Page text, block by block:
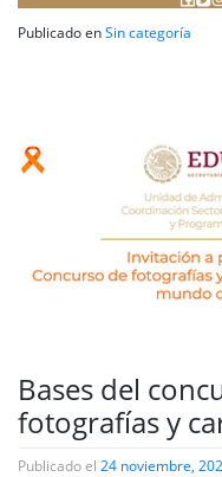
Publicado enSin categoría
Bases del
fotografías y
Publicado el 24 noviembre,